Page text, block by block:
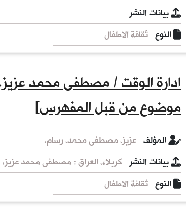
بيانات النشر
النوع ثقافة الاطفال
ادارة الوقت / مصطفى محمد
موضوع من قبل المفهرس]
المؤلف عزيز، مصطفى محمد، رسام.
بيانات النشر كربلاء، العراق : مصطفى محمد عزيز، 2025 م.
النوع ثقافة الاطفال